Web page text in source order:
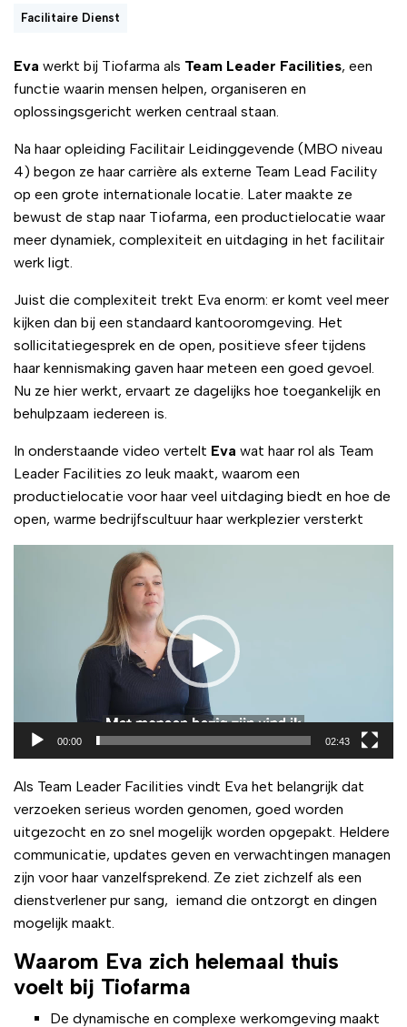
Facilitaire Dienst
Eva werkt bij Tiofarma als Team Leader Facilities, een
functie waarin mensen helpen, organiseren en
oplossingsgericht werken centraal staan.
Na haar opleiding Facilitair Leidinggevende (MBO niveau
4) begon ze haar carrière als externe Team Lead Facility
op een grote internationale locatie. Later maakte ze
bewust de stap naar Tiofarma, een productielocatie waar
meer dynamiek, complexiteit en uitdaging in het facilitair
werk ligt.
Juist die complexiteit trekt Eva enorm: er komt veel meer
kijken dan bij een standaard kantooromgeving. Het
sollicitatiegesprek en de open, positieve sfeer tijdens
haar kennismaking gaven haar meteen een goed gevoel.
Nu ze hier werkt, ervaart ze dagelijks hoe toegankelijk en
behulpzaam iedereen is.
In onderstaande video vertelt Eva wat haar rol als Team
Leader Facilities zo leuk maakt, waarom een
productielocatie voor haar veel uitdaging biedt en hoe de
open, warme bedrijfscultuur haar werkplezier versterkt
00:00 02:43
Als Team Leader Facilities vindt Eva het belangrijk dat
verzoeken serieus worden genomen, goed worden
uitgezocht en zo snel mogelijk worden opgepakt. Heldere
communicatie, updates geven en verwachtingen managen
zijn voor haar vanzelfsprekend. Ze ziet zichzelf als een
dienstverlener pur sang, iemand die ontzorgt en dingen
mogelijk maakt.
Waarom Eva zich helemaal thuis
voelt bij Tiofarma
De dynamische en complexe werkomgeving maakt